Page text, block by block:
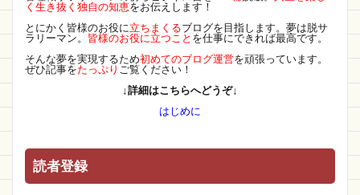
く生き抜く独自の知恵をお伝えします！
とにかく皆様のお役に立ちまくるブログを目指します。夢は脱サ
ラリーマン。 皆様のお役に立つこと を仕事にできれば最高です。
そんな夢を実現するため初めてのブログ運営を頑張っています。
ぜひ記事をたっぷり ご覧ください！
↓詳細はこちらへどうぞ↓
はじめに
読者登録